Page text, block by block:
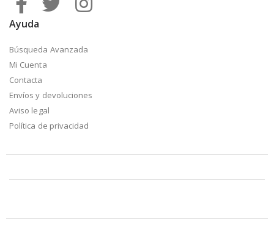
Ayuda
Búsqueda Avanzada
Mi Cuenta
Contacta
Envíos y devoluciones
Aviso legal
Política de privacidad